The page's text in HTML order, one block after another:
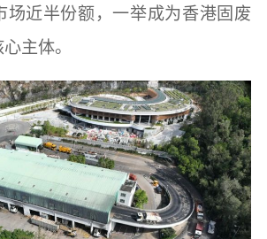
场近半份额，一举成为香港固废
主体。